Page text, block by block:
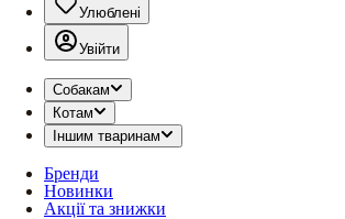
Улюблені
Увійти
Собакам
Котам
Іншим тваринам
Бренди
Новинки
Акції та знижки